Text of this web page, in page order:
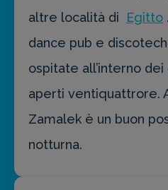
altre località di
Egitto
dance pub e
ospitate all’interno
aperti ventiquattrore.
Zamalek è un buon
notturna.